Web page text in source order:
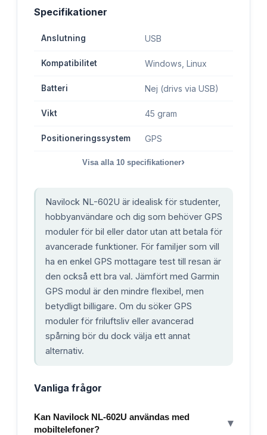
Specifikationer
Anslutning USB
Kompatibilitet Windows, Linux
Batteri Nej (drivs via USB)
Vikt 45 gram
Positioneringssystem GPS
Visa alla 10 specifikationer›
Navilock NL-602U är idealisk för studenter,
hobbyanvändare och dig som behöver GPS
moduler för bil eller dator utan att betala för
avancerade funktioner. För familjer som vill
ha en enkel GPS mottagare test till resan är
den också ett bra val. Jämfört med Garmin
GPS modul är den mindre flexibel, men
betydligt billigare. Om du söker GPS
moduler för friluftsliv eller avancerad
spårning bör du dock välja ett annat
alternativ.
Vanliga frågor
Kan Navilock NL-602U användas med
mobiltelefoner?
▾